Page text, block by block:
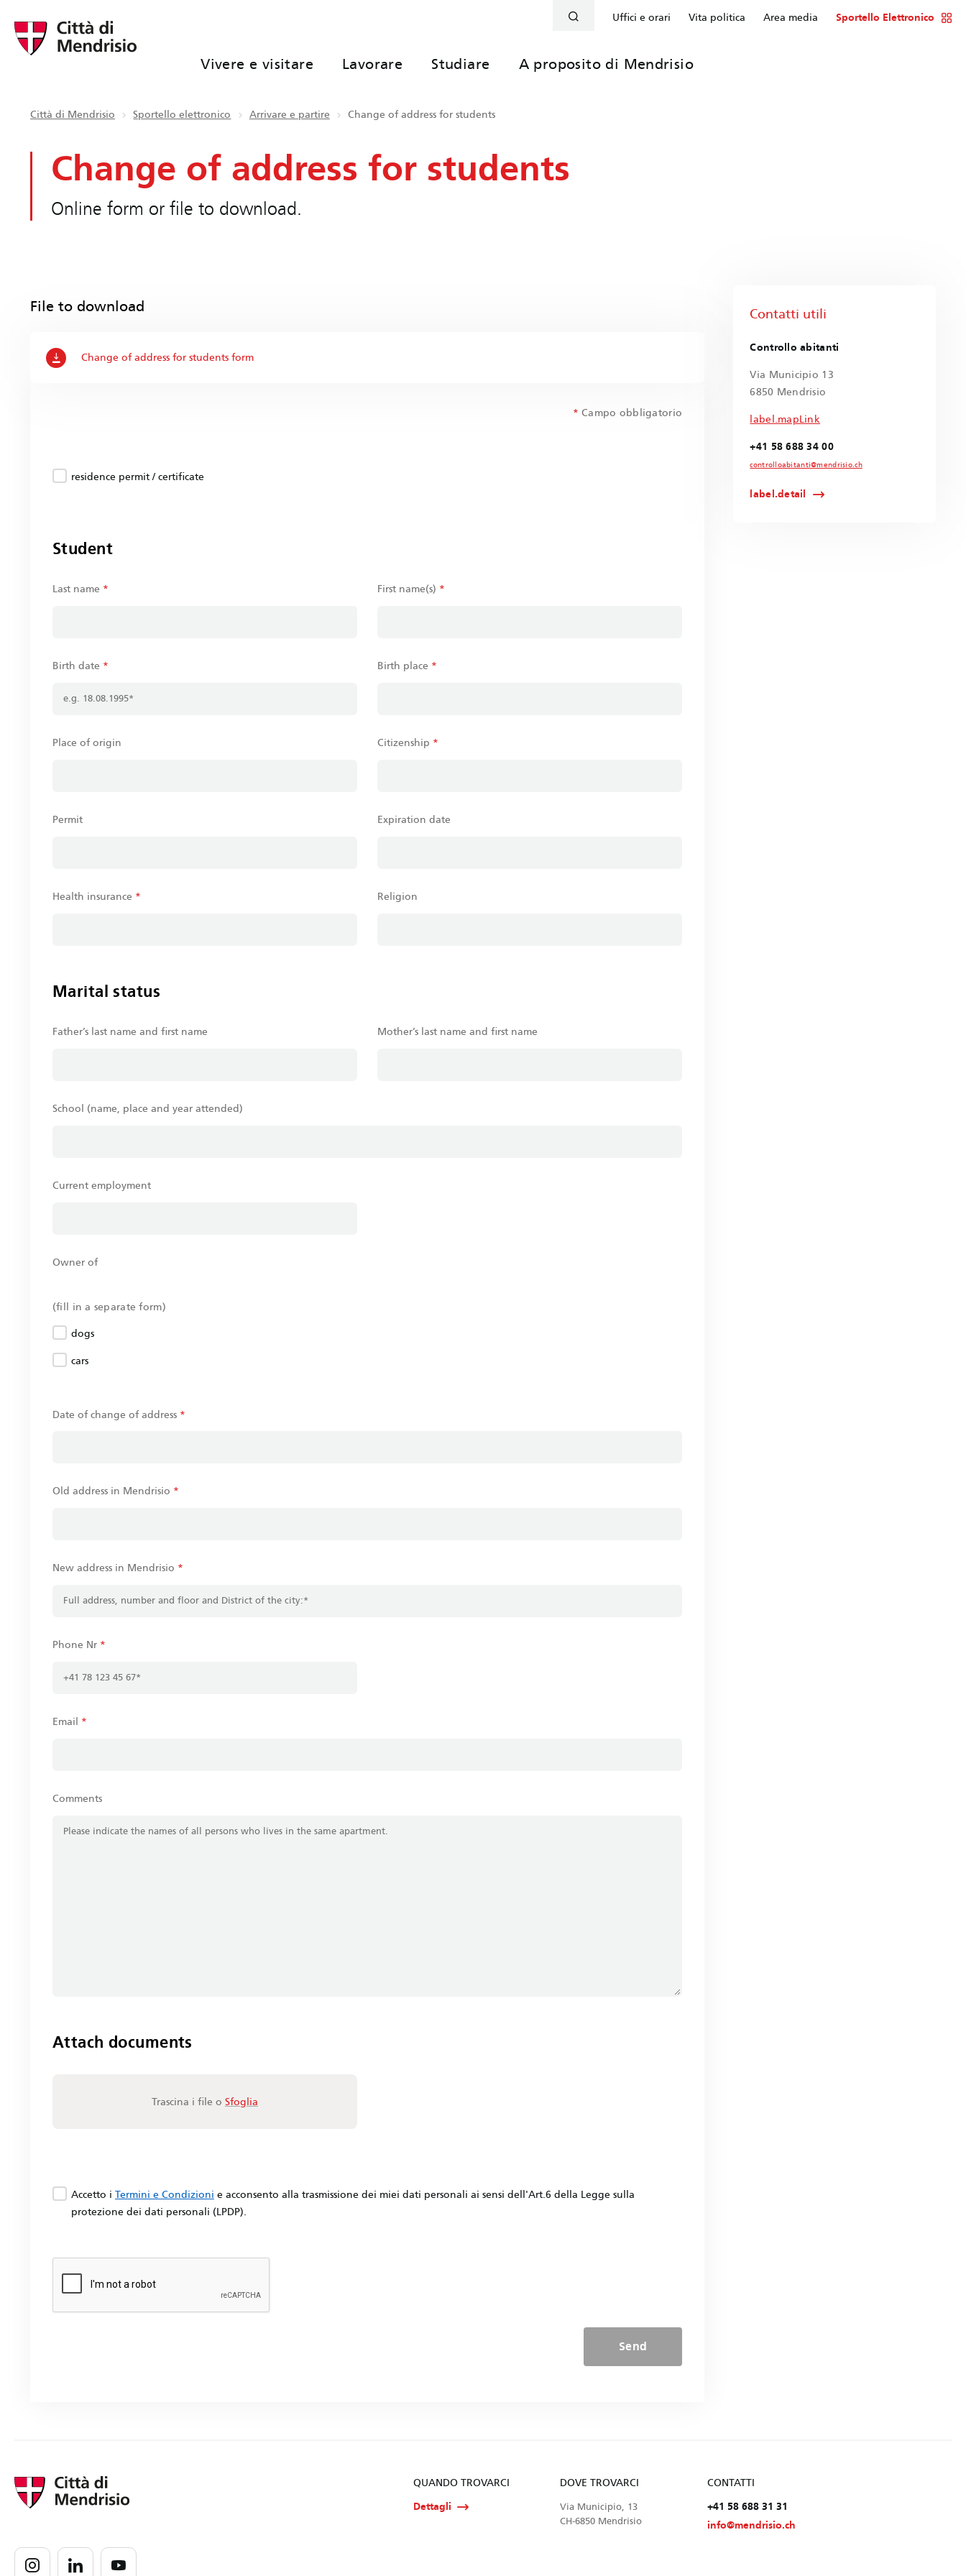
Uffici e orari Vita politica Area media Sportello Elettronico
Vivere e visitare Lavorare Studiare A proposito di Mendrisio
Città di Mendrisio Sportello elettronico Arrivare e partire Change of address for students
Change of address for students
Online form or file to download.
File to download
Change of address for students form
* Campo obbligatorio
residence permit / certificate
Student
Last name * First name(s) *
Birth date * Birth place *
Place of origin Citizenship *
Permit Expiration date
Health insurance * Religion
Marital status
Father’s last name and first name Mother’s last name and first name
School (name, place and year attended)
Current employment
Owner of
(fill in a separate form)
dogs
cars
Date of change of address *
Old address in Mendrisio *
New address in Mendrisio *
Phone Nr *
Email *
Comments
Attach documents
Trascina i file o Sfoglia
Accetto i Termini e Condizioni e acconsento alla trasmissione dei miei dati personali ai sensi dell'Art.6 della Legge sulla
protezione dei dati personali (LPDP).
Send
Contatti utili
Controllo abitanti
Via Municipio 13
6850 Mendrisio
label.mapLink
+41 58 688 34 00
controlloabitanti@mendrisio.ch
label.detail
QUANDO TROVARCI
Dettagli
CONTATTI
+41 58 688 31 31
info@mendrisio.ch
DOVE TROVARCI
Via Municipio, 13
CH-6850 Mendrisio